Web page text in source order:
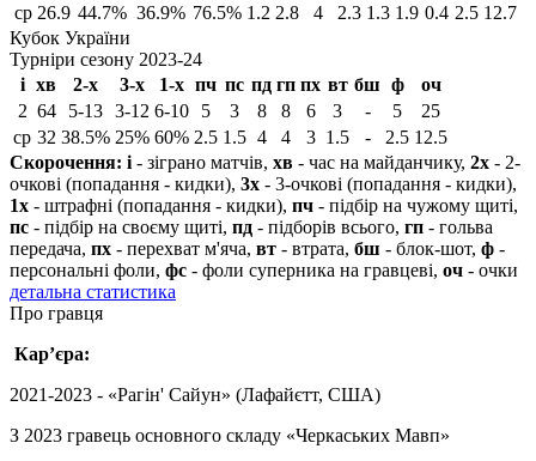
ср 26.9 44.7% 36.9% 76.5% 1.2 2.8 4 2.3 1.3 1.9 0.4 2.5 12.7
Кубок України
Турніри сезону 2023-24
і хв 2-х 3-х 1-х пч пс пд гп пх вт бш ф
оч
2 64 5-13 3-12 6-10 5 3 8 8 6 3 - 5
25
ср 32 38.5% 25% 60% 2.5 1.5 4 4 3 1.5 - 2.5 12.5
Скорочення: і - зіграно матчів, хв - час на майданчику, 2х - 2-
очкові (попадання - кидки), 3х - 3-очкові (попадання - кидки),
1х - штрафні (попадання - кидки), пч - підбір на чужому щиті,
пс - підбір на своєму щиті, пд - підборів всього, гп - гольва
передача, пх - перехват м'яча, вт - втрата, бш - блок-шот, ф -
персональні фоли, фс - фоли суперника на гравцеві, оч - очки
детальна статистика
Про гравця
Кар’єра:
2021-2023 - «Рагін' Cайун» (Лафайєтт, США)
З 2023 гравець основного складу «Черкаських Мавп»